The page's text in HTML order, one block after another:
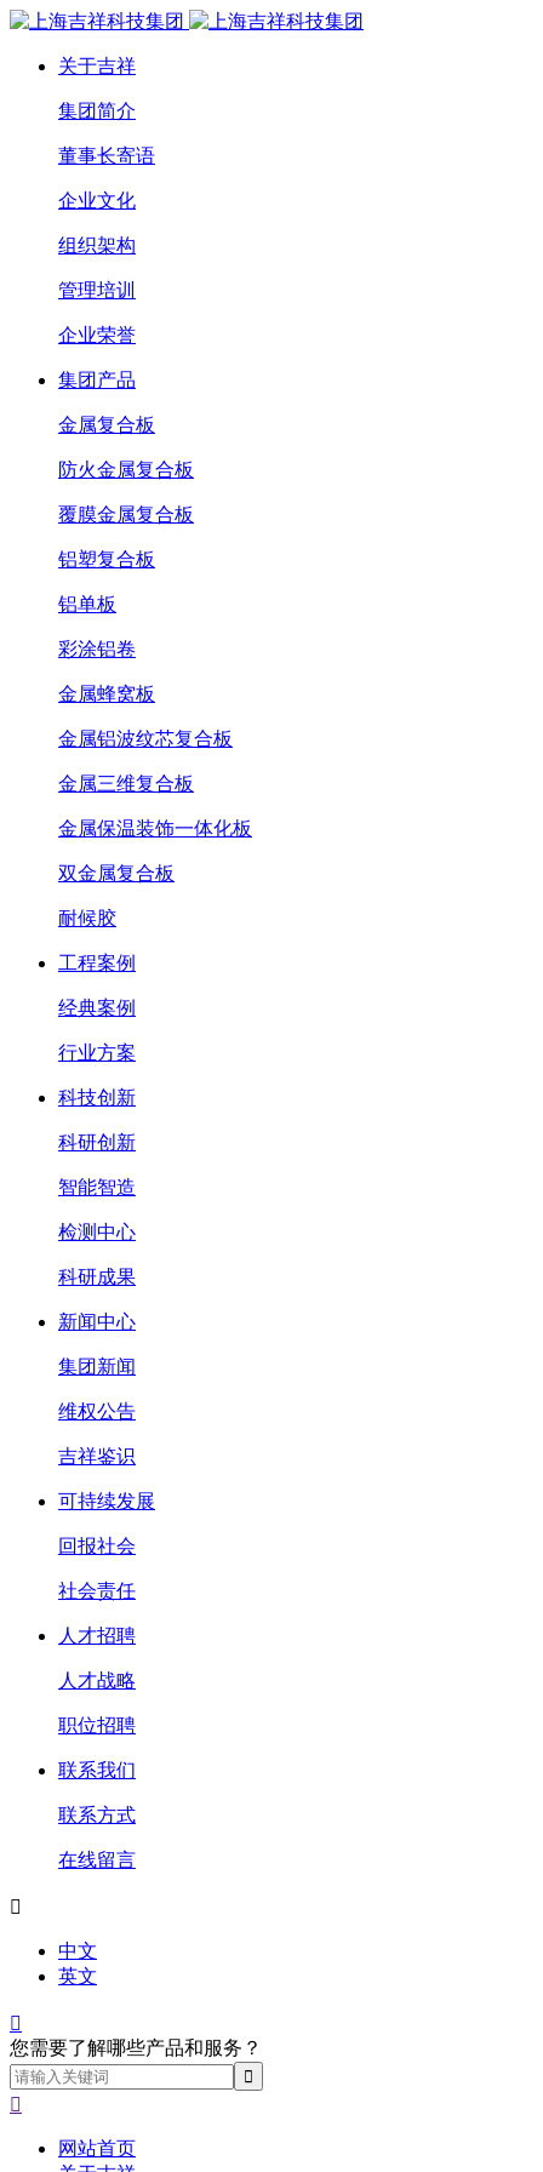
关于吉祥
集团简介
董事长寄语
企业文化
组织架构
管理培训
企业荣誉
集团产品
金属复合板
防火金属复合板
覆膜金属复合板
铝塑复合板
铝单板
彩涂铝卷
金属蜂窝板
金属铝波纹芯复合板
金属三维复合板
金属保温装饰一体化板
双金属复合板
耐候胶
工程案例
经典案例
行业方案
科技创新
科研创新
智能智造
检测中心
科研成果
新闻中心
集团新闻
维权公告
吉祥鉴识
可持续发展
回报社会
社会责任
人才招聘
人才战略
职位招聘
联系我们
联系方式
在线留言

中文
英文

您需要了解哪些产品和服务？

网站首页